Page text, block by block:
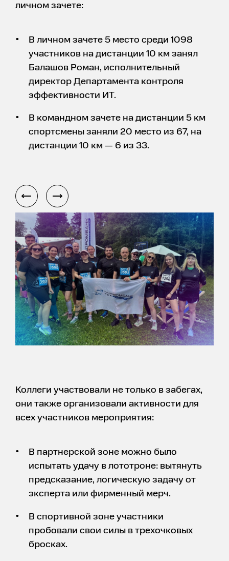
личном зачете:
В личном зачете 5 место среди 1098
участников на дистанции 10 км занял
Балашов Роман, исполнительный
директор Департамента контроля
эффективности ИТ.
В командном зачете на дистанции 5 км
спортсмены заняли 20 место из 67, на
дистанции 10 км — 6 из 33.
Коллеги участвовали не только в забегах,
они также организовали активности для
всех участников мероприятия:
В партнерской зоне можно было
испытать удачу в лототроне: вытянуть
предсказание, логическую задачу от
эксперта или фирменный мерч.
В спортивной зоне участники
пробовали свои силы в трехочковых
бросках.